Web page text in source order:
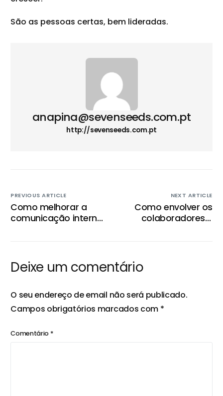
São as pessoas certas, bem lideradas.
anapina@sevenseeds.com.pt
http://sevenseeds.com.pt
PREVIOUS ARTICLE
Como melhorar a
comunicação interna
NEXT ARTICLE
Como envolver os
colaboradores e
Deixe um comentário
O seu endereço de email não será publicado.
Campos obrigatórios marcados com *
Comentário *